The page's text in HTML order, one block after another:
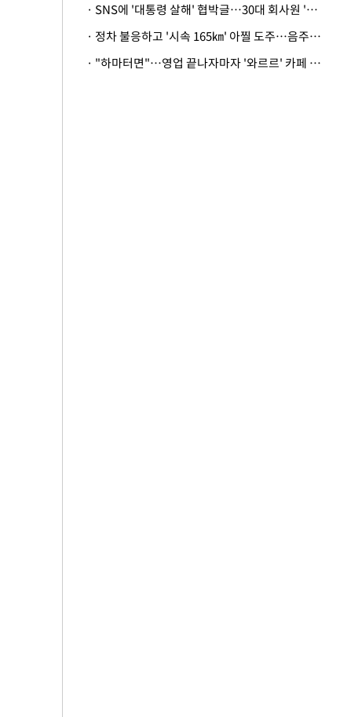
· SNS에 '대통령 살해' 협박글…30대 회사원 '불구속 송치'
· 정차 불응하고 '시속 165㎞' 아찔 도주…음주운전자 체포
· "하마터면"…영업 끝나자마자 '와르르' 카페 테라스 덮친 대리석 외벽